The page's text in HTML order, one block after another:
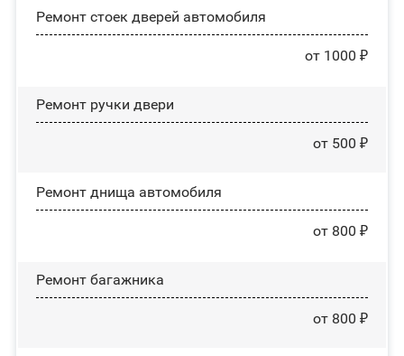
Ремонт стоек дверей автомобиля
от 1000 ₽
Ремонт ручки двери
от 500 ₽
Ремонт днища автомобиля
от 800 ₽
Ремонт багажника
от 800 ₽